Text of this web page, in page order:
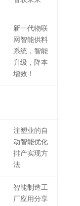
新一代物联
网智能供料
系统，智能
升级，降本
增效！
注塑业的自
动智能优化
排产实现方
法
智能制造工
厂应用分享